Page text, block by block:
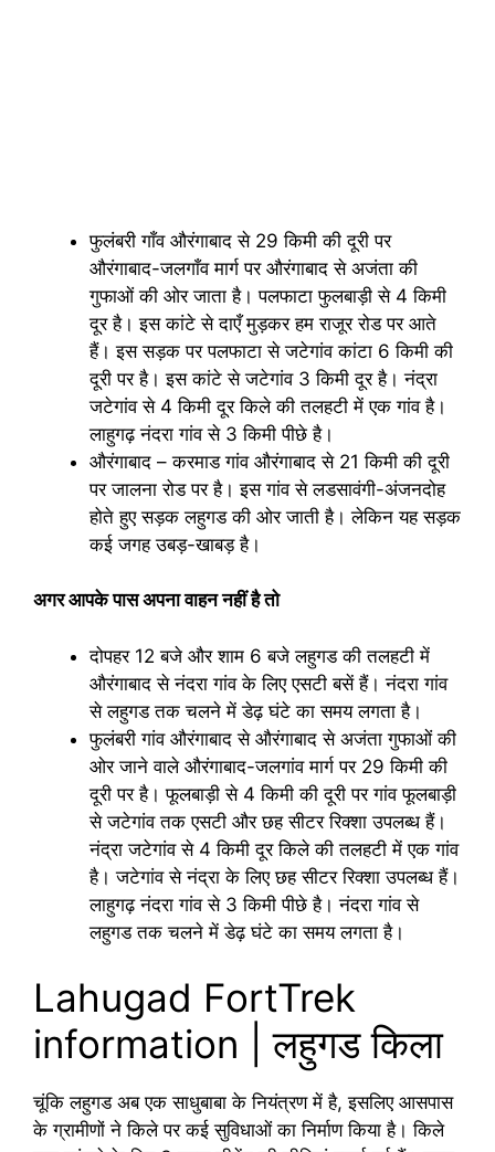
फुलंबरी गाँव औरंगाबाद से 29 किमी की दूरी पर
औरंगाबाद-जलगाँव मार्ग पर औरंगाबाद से अजंता की
गुफाओं की ओर जाता है। पलफाटा फुलबाड़ी से 4 किमी
दूर है। इस कांटे से दाएँ मुड़कर हम राजूर रोड पर आते
हैं। इस सड़क पर पलफाटा से जटेगांव कांटा 6 किमी की
दूरी पर है। इस कांटे से जटेगांव 3 किमी दूर है। नंद्रा
जटेगांव से 4 किमी दूर किले की तलहटी में एक गांव है।
लाहुगढ़ नंदरा गांव से 3 किमी पीछे है।
औरंगाबाद – करमाड गांव औरंगाबाद से 21 किमी की दूरी
पर जालना रोड पर है। इस गांव से लडसावंगी-अंजनदोह
होते हुए सड़क लहुगड की ओर जाती है। लेकिन यह सड़क
कई जगह उबड़-खाबड़ है।
अगर आपके पास अपना वाहन नहीं है तो
दोपहर 12 बजे और शाम 6 बजे लहुगड की तलहटी में
औरंगाबाद से नंदरा गांव के लिए एसटी बसें हैं। नंदरा गांव
से लहुगड तक चलने में डेढ़ घंटे का समय लगता है।
फुलंबरी गांव औरंगाबाद से औरंगाबाद से अजंता गुफाओं की
ओर जाने वाले औरंगाबाद-जलगांव मार्ग पर 29 किमी की
दूरी पर है। फूलबाड़ी से 4 किमी की दूरी पर गांव फूलबाड़ी
से जटेगांव तक एसटी और छह सीटर रिक्शा उपलब्ध हैं।
नंद्रा जटेगांव से 4 किमी दूर किले की तलहटी में एक गांव
है। जटेगांव से नंद्रा के लिए छह सीटर रिक्शा उपलब्ध हैं।
लाहुगढ़ नंदरा गांव से 3 किमी पीछे है। नंदरा गांव से
लहुगड तक चलने में डेढ़ घंटे का समय लगता है।
Lahugad FortTrek
information | लहुगड किला
चूंकि लहुगड अब एक साधुबाबा के नियंत्रण में है, इसलिए आसपास
के ग्रामीणों ने किले पर कई सुविधाओं का निर्माण किया है। किले